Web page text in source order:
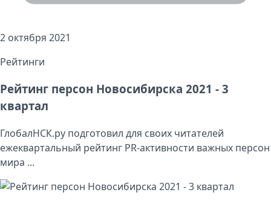
2 октября 2021
Рейтинги
Рейтинг персон Новосибирска 2021 - 3
квартал
ГлобалНСК.ру подготовил для своих читателей
ежеквартальный рейтинг PR-активности важных персон
мира ...